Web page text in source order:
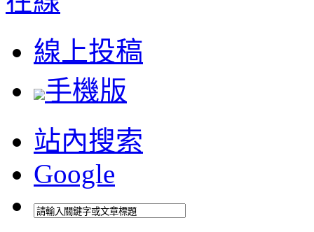
線上投稿
手機版
站內搜索
Google